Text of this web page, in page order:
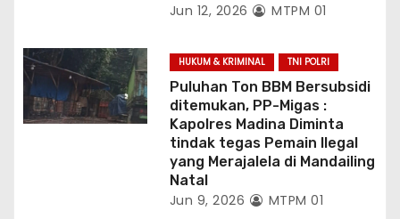
Jun 12, 2026 MTPM 01
HUKUM & KRIMINAL TNI POLRI
Puluhan Ton BBM Bersubsidi
ditemukan, PP-Migas :
Kapolres Madina Diminta
tindak tegas Pemain Ilegal
yang Merajalela di Mandailing
Natal
Jun 9, 2026 MTPM 01